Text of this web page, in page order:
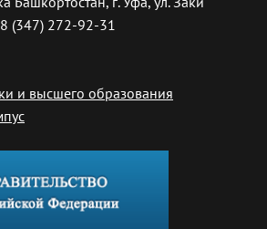
(347) 272-92-31
и высшего образования